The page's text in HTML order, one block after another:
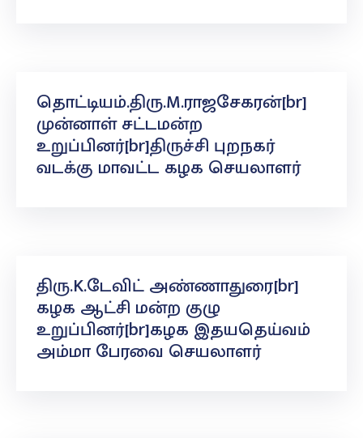
தொட்டியம்.திரு.M.ராஜசேகரன்[br]
முன்னாள் சட்டமன்ற
உறுப்பினர்[br]திருச்சி புறநகர்
வடக்கு மாவட்ட கழக செயலாளர்
திரு.K.டேவிட் அண்ணாதுரை[br]
கழக ஆட்சி மன்ற குழு
உறுப்பினர்[br]கழக இதயதெய்வம்
அம்மா பேரவை செயலாளர்